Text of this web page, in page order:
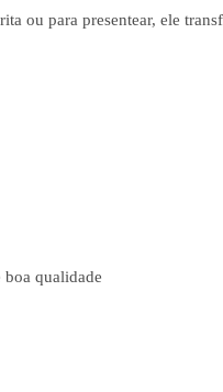
ou para presentear, ele
boa qualidade